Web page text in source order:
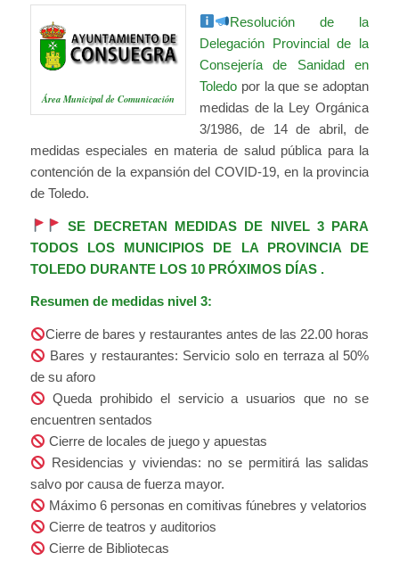
Área Municipal de Comunicación
Resolución de la
Delegación Provincial de la
Consejería de Sanidad en
Toledopor la que se adoptan
medidas de la Ley Orgánica
3/1986, de 14 de abril, de
medidas especiales en materia de salud pública para la
contención de la expansión del COVID-19, en la provincia
de Toledo.
SE DECRETAN MEDIDAS DE NIVEL 3 PARA
TODOS LOS MUNICIPIOS DE LA PROVINCIA DE
TOLEDO DURANTE LOS 10 PRÓXIMOS DÍAS .
Resumen de medidas nivel 3:
Cierre de bares y restaurantes antes de las 22.00 horas
Bares y restaurantes: Servicio solo en terraza al 50%
de su aforo
Queda prohibido el servicio a usuarios que no se
encuentren sentados
Cierre de locales de juego y apuestas
Residencias y viviendas: no se permitirá las salidas
salvo por causa de fuerza mayor.
Máximo 6 personas en comitivas fúnebres y velatorios
Cierre de teatros y auditorios
Cierre de Bibliotecas